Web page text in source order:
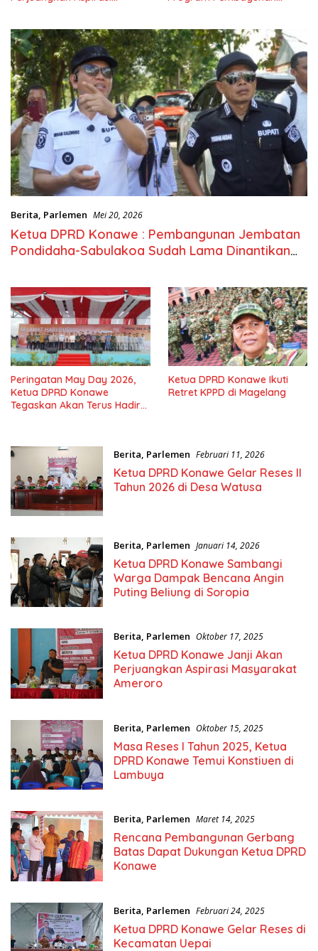
Berita, Parlemen Mei 20, 2026
Ketua DPRD Konawe : Pembangunan Jembatan
Pondidaha-Sabulakoa Sudah Lama Dinantikan
Peringatan May Day 2026,
Ketua DPRD Konawe
Tegaskan Akan Terus Hadir
Ketua DPRD Konawe Ikuti
Retret KPPD di Magelang
Berita Parlemen Februari 11, 2026
Ketua DPRD Konawe Gelar Reses II
Tahun 2026 di Desa Watusa
Berita, Parlemen Januari 14, 2026
Ketua DPRD Konawe Sambangi
Warga Dampak Bencana Angin
Puting Beliung di Soropia
Berita, Parlemen Oktober 17, 2025
Ketua DPRD Konawe Janji Akan
Perjuangkan Aspirasi Masyarakat
Ameroro
Berita, Parlemen Oktober 15, 2025
Masa Reses I Tahun 2025, Ketua
DPRD Konawe Temui Konstiuen di
Lambuya
Berita, Parlemen Maret 14, 2025
Rencana Pembangunan Gerbang
Batas Dapat Dukungan Ketua DPRD
Konawe
Berita, Parlemen Februari 24, 2025
Ketua DPRD Konawe Gelar Reses di
Kecamatan Uepai